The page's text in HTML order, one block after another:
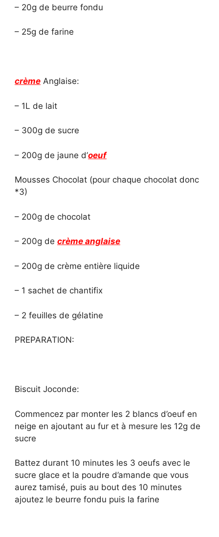
– 20g de beurre fondu
– 25g de farine
crème Anglaise:
– 1L de lait
– 300g de sucre
– 200g de jaune d’oeuf
Mousses Chocolat (pour chaque chocolat donc
*3)
– 200g de chocolat
– 200g de crème anglaise
– 200g de crème entière liquide
– 1 sachet de chantifix
– 2 feuilles de gélatine
PREPARATION:
Biscuit Joconde:
Commencez par monter les 2 blancs d’oeuf en
neige en ajoutant au fur et à mesure les 12g de
sucre
Battez durant 10 minutes les 3 oeufs avec le
sucre glace et la poudre d’amande que vous
aurez tamisé, puis au bout des 10 minutes
ajoutez le beurre fondu puis la farine